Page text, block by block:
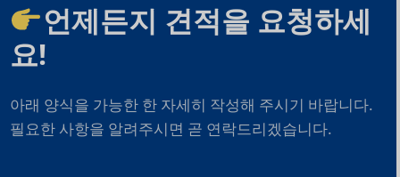
언제든지 견적을 요청하세
요!
아래 양식을 가능한 한 자세히 작성해 주시기 바랍니다.
필요한 사항을 알려주시면 곧 연락드리겠습니다.